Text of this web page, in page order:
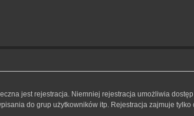
jest rejestracja. Niemniej rejestracja umożliwia
do grup użytkowników itp. Rejestracja zajmuje